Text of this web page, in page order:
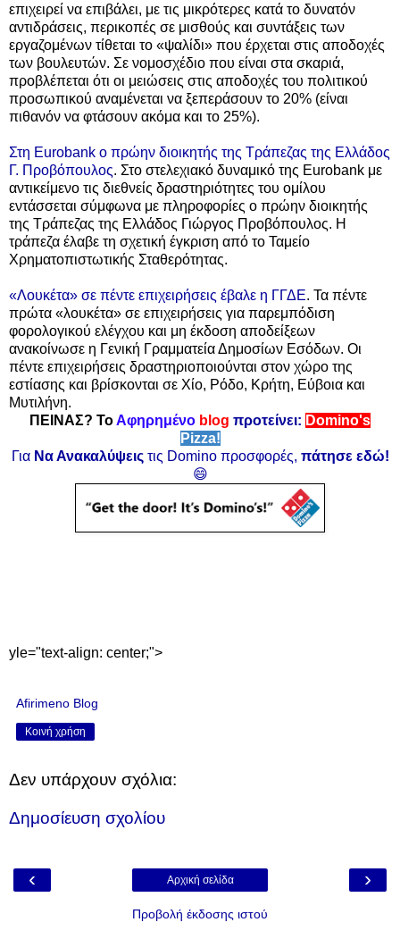
επιχειρεί να επιβάλει, με τις μικρότερες κατά το δυνατόν
αντιδράσεις, περικοπές σε μισθούς και συντάξεις των
εργαζομένων τίθεται το «ψαλίδι» που έρχεται στις αποδοχές
των βουλευτών. Σε νομοσχέδιο που είναι στα σκαριά,
προβλέπεται ότι οι μειώσεις στις αποδοχές του πολιτικού
προσωπικού αναμένεται να ξεπεράσουν το 20% (είναι
πιθανόν να φτάσουν ακόμα και το 25%).
Στη Eurobank ο πρώην διοικητής της Τράπεζας της Ελλάδος
Γ. Προβόπουλος. Στο στελεχιακό δυναμικό της Eurobank με
αντικείμενο τις διεθνείς δραστηριότητες του ομίλου
εντάσσεται σύμφωνα με πληροφορίες ο πρώην διοικητής
της Τράπεζας της Ελλάδος Γιώργος Προβόπουλος. Η
τράπεζα έλαβε τη σχετική έγκριση από το Ταμείο
Χρηματοπιστωτικής Σταθερότητας.
«Λουκέτα» σε πέντε επιχειρήσεις έβαλε η ΓΓΔΕ. Τα πέντε
πρώτα «λουκέτα» σε επιχειρήσεις για παρεμπόδιση
φορολογικού ελέγχου και μη έκδοση αποδείξεων
ανακοίνωσε η Γενική Γραμματεία Δημοσίων Εσόδων. Οι
πέντε επιχειρήσεις δραστηριοποιούνται στον χώρο της
εστίασης και βρίσκονται σε Χίο, Ρόδο, Κρήτη, Εύβοια και
Μυτιλήνη.
ΠΕΙΝΑΣ? ΤοΑφηρημένο blog προτείνει: Domino's
Pizza!
Για Να Ανακαλύψειςτις Domino προσφορές, πάτησε εδώ!
😄
yle="text-align: center;">
Afirimeno Blog
Κοινή χρήση
Δεν υπάρχουν σχόλια:
Δημοσίευση σχολίου
‹ ›
Αρχική σελίδα
Προβολή έκδοσης ιστού